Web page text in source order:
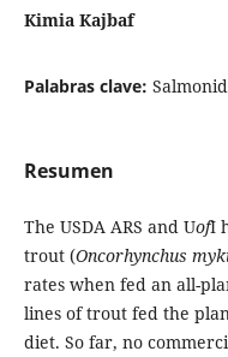
Kimia Kajbaf
Palabras clave:
Resumen
The USDA ARS and UofI
trout (Oncorhynchus
rates when fed an all-
lines of trout fed the
diet. So far, no